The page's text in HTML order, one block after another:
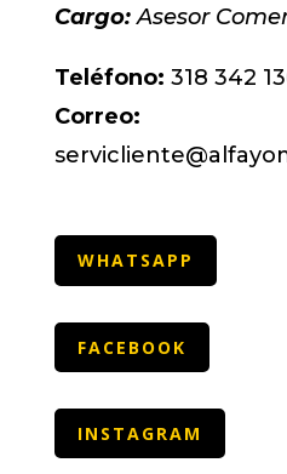
Cargo:Asesor
Teléfono: 318 342
Correo:
WHATSAPP
FACEBOOK
INSTAGRAM